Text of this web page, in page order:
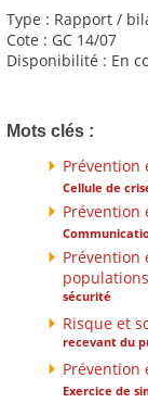
Type : Rapport /
Cote : GC 14/07
Disponibilité : En
Mots clés :
Prévention
Cellule de
Prévention
Prévention
populations
sécurité
Risque et
recevant du
Prévention
Exercice de